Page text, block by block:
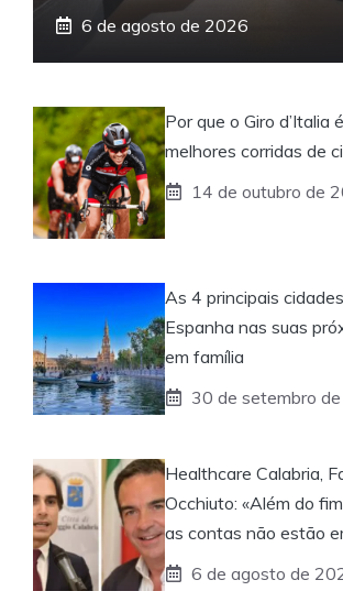
6 de agosto de 2026
Por que o Giro d’Italia
melhores corridas de
14 de outubro de
As 4 principais
Espanha nas suas
em família
30 de setembro
Healthcare Calabria,
Occhiuto: «Além do
as contas não estão
6 de agosto de